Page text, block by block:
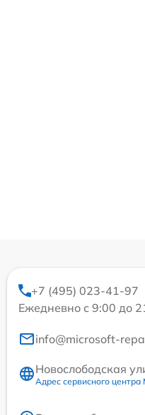
+7 (495) 023-41-97
Ежедневно с 9:00 до
info@microsoft-
Новослободская
Адрес сервисного центра